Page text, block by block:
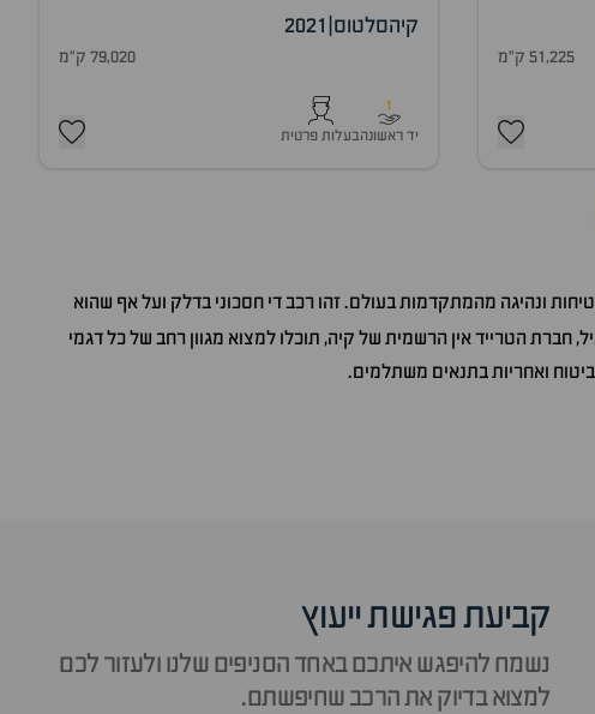
51,225 ק"מ
קיהסלטוס 2021
79,020 ק"מ
1
יד ראשונהבעלות פרטית
ונהיגה מהמתקדמות בעולם. זהו רכב די חסכוני בדלק ועל אף שהוא
חברת הטרייד אין הרשמית של קיה, תוכלו למצוא מגוון רחב של כל דגמי
ואחריות בתנאים משתלמים.
קביעת פגישת ייעוץ
נשמח להיפגש איתכם באחד הסניפים שלנו ולעזור לכם
למצוא בדיוק את הרכב שחיפשתם.